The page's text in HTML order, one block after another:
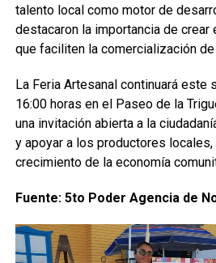
talento local como motor de
destacaron la importancia de
que faciliten la comercialización
La Feria Artesanal continuará este
16:00 horas en el Paseo de la
una invitación abierta a la
y apoyar a los productores locales,
crecimiento de la economía
Fuente: 5to Poder Agencia de